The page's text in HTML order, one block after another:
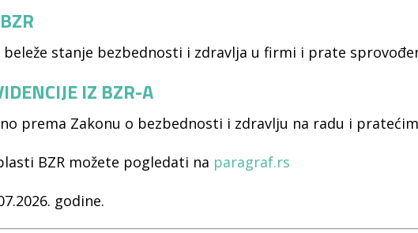
stanje bezbednosti i zdravlja u firmi i prate
IZ BZR-A
prema Zakonu o bezbednosti i zdravlju na radu i
BZR možete pogledati na paragraf.rs
godine.